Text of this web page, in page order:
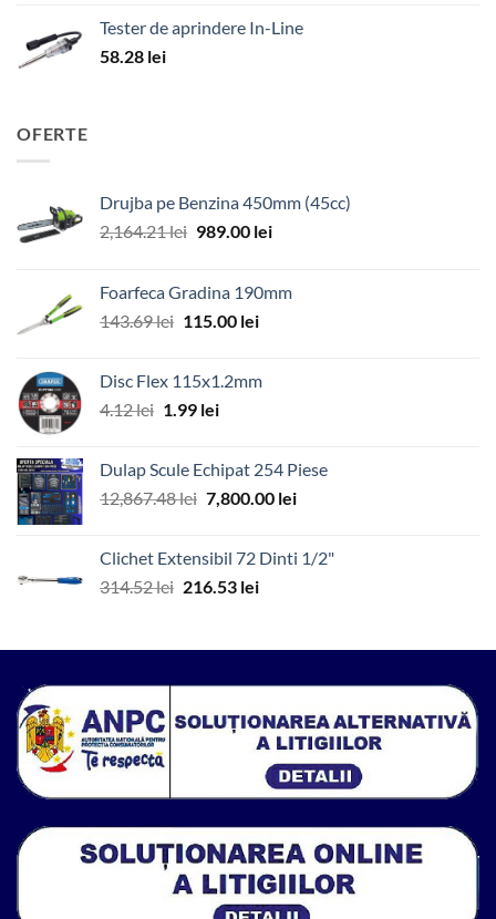
Tester de aprindere In-Line
58.28 lei
OFERTE
Drujba pe Benzina 450mm (45cc)
2,164.21lei Prețul
fost:
2,164.21 lei.
989.00 leiPrețul
989.00 lei.
Foarfeca Gradina 190mm
143.69lei Prețul
fost:
143.69 lei.
115.00 leiPrețul
115.00 lei.
Disc Flex 115x1.2mm
4.12lei Prețul
fost:
4.12 lei.
1.99 leiPrețul
1.99 lei.
Dulap Scule Echipat 254 Piese
12,867.48lei Prețul
fost:
12,867.48 lei.
7,800.00 leiPrețul
7,800.00 lei.
Clichet Extensibil 72 Dinti 1/2"
314.52lei Prețul
fost:
216.53 leiPrețul
216.53 lei.